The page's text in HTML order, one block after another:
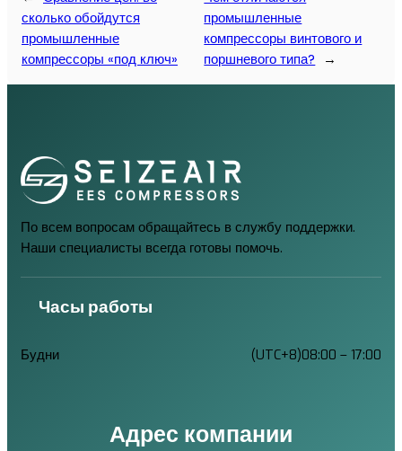
сколько обойдутся
промышленные
компрессоры «под ключ»
промышленные
компрессоры винтового и
поршневого типа?
→
По всем вопросам обращайтесь в службу поддержки.
Наши специалисты всегда готовы помочь.
Часы работы
Будни (UTC+8)08:00 – 17:00
Адрес компании